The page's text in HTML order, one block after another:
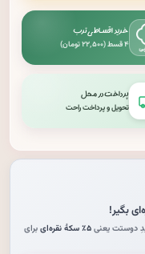
خرید اقساطی ترب
۴ قسط (۲۲٬۵۰۰ تومان)
پرداخت در محل
تحویل و پرداخت راحت
بگیر!
دوستت یعنی۵٪ سکهٔ نقره‌ای
برای